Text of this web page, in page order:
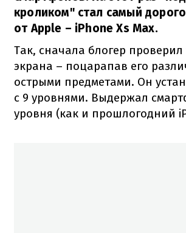
кроликом" стал самый
от Apple – iPhone Xs Max.
Так, сначала блогер проверил
экрана – поцарапав его
острыми предметами. Он
с 9 уровнями. Выдержал
уровня (как и прошлогодний